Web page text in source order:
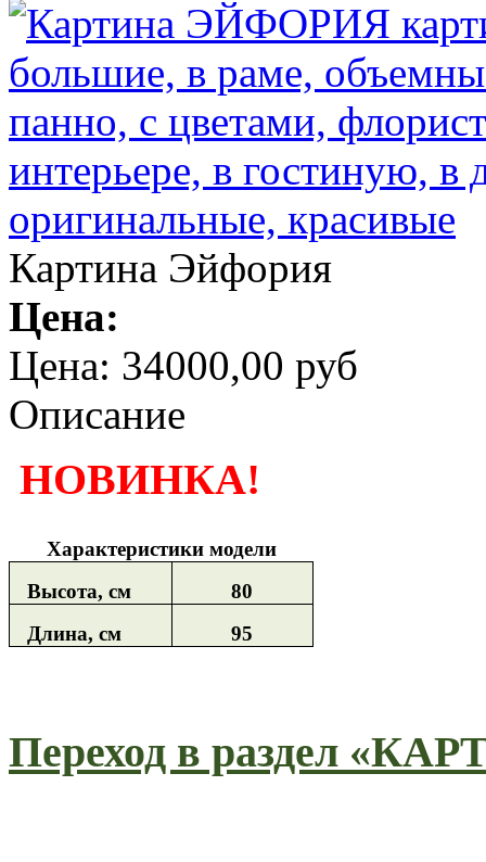
Картина Эйфория
Цена:
Цена: 34000,00 руб
Описание
НОВИНКА!
Характеристики модели
Высота, см
80
Длина, см
95
Переход в раздел